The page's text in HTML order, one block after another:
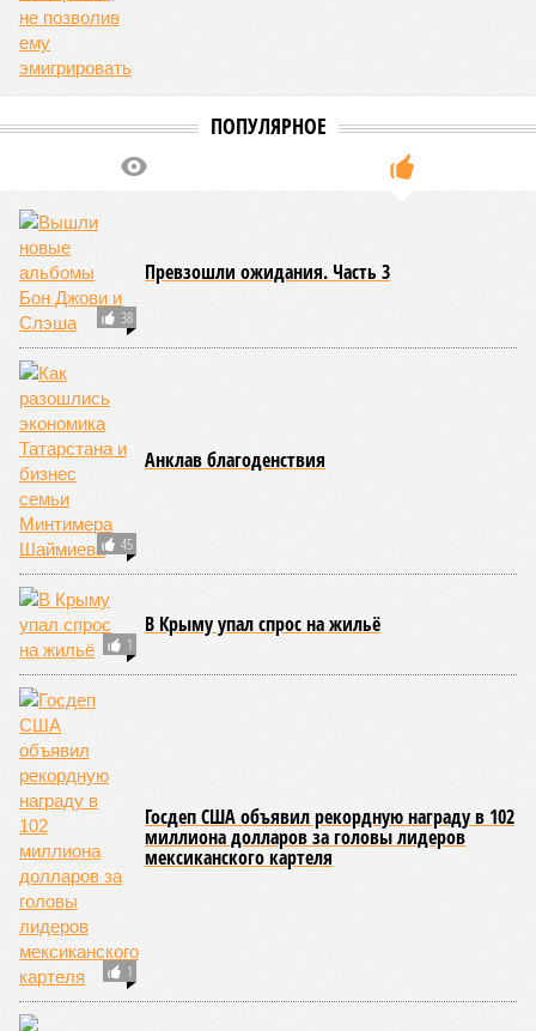
York Post, а не отечественные издания?), получилось, что
средним показателем было бы 1759 лет, а максимальным –
29 921 год. Неплохо: одному-единственному человеку
развитых цивилизаций. Но мы снова возвращаемся к
катастрофическим изменениям в ДНК, которые начисто
долголетия.
теоретическую среднюю продолжительность жизни с
1759 до 156 лет»
, – рассказывает
из ключевых авторов исследования, научный сотрудник
Центра био- и медицинских технологий Сколтеха и
научный сотрудник Института искусственного интеллекта
Интересно, что некоторые ткани нашего организма более
устойчивы к соматическим мутациям, чем другие. В
частности, клетки печени: они с радостью заменят старые,
процветая бесконечно долго. С другой стороны, клетки
миокарда (среднего слоя сердечной мышцы) и нейроны
(клетки головного мозга) гораздо более подвержены
мутациям: если их функция деления и размножения
утрачена, восстановить её невозможно. Когда они
перестают функционировать, отказывают сердце и мозг,
что, разумеется, приводит к смерти. Авторы исследования
называют эти типы клеток «критическими точками
ограничения продолжительности жизни».
Причина ясна, но будущее в тумане
Получается, что бедная несчастная печень, вынужденная
переваривать вредную пищу и прочий алкоголь на
ежедневной основе, могла бы прожить десятки тысяч лет!
А вот мозг, от которого эта печень полностью зависит, – нет.
Согласно сколковской модели повреждение одних только
нейронов сокращает среднюю продолжительность жизни
до 194 лет, а повреждение клеток сердечной мышцы – до
208 лет. Эти результаты заставляют усомниться в мечтах
энтузиастов долголетия, таких как биохакер Брайан
Джонсон, который ежегодно тратит миллионы долларов на